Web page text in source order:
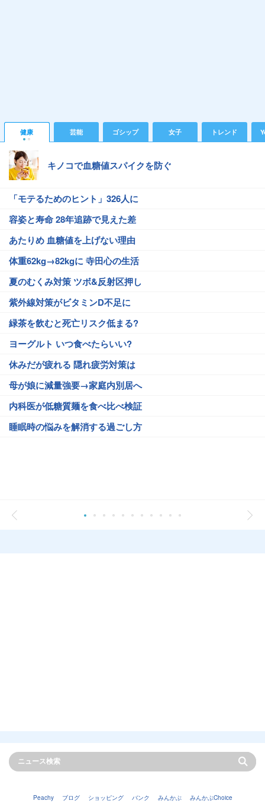
健康 芸能 ゴシップ 女子 トレンド
キノコで血糖値スパイクを防ぐ
「モテるためのヒント」326人に
容姿と寿命 28年追跡で見えた差
あたりめ 血糖値を上げない理由
体重62kg→82kgに 寺田心の生活
夏のむくみ対策 ツボ&反射区押し
紫外線対策がビタミンD不足に
緑茶を飲むと死亡リスク低まる?
ヨーグルト いつ食べたらいい?
休みだが疲れる 隠れ疲労対策は
母が娘に減量強要→家庭内別居へ
内科医が低糖質麺を食べ比べ検証
睡眠時の悩みを解消する過ごし方
Peachy ブログ ショッピング バンク みんかぶ みんかぶChoice